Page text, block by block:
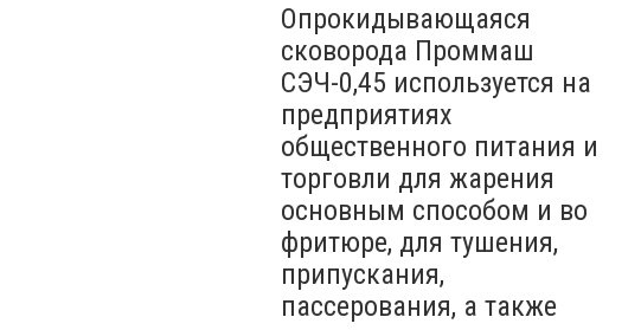
Опрокидывающаяся
сковорода Проммаш
СЭЧ-0,45 используется на
предприятиях
общественного питания и
торговли для жарения
основным способом и во
фритюре, для тушения,
припускания,
пассерования, а также